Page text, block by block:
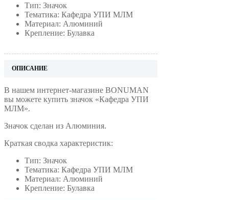
Тип: Значок
Тематика: Кафедра УПИ МЛМ
Материал: Алюминий
Крепление: Булавка
ОПИСАНИЕ
В нашем интернет-магазине BONUMAN
вы можете купить значок «Кафедра УПИ
МЛМ».
Значок сделан из Алюминия.
Краткая сводка характеристик:
Тип: Значок
Тематика: Кафедра УПИ МЛМ
Материал: Алюминий
Крепление: Булавка